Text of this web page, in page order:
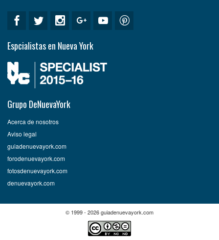
Espcialistas en Nueva York
Grupo DeNuevaYork
Acerca de nosotros
Aviso legal
guiadenuevayork.com
forodenuevayork.com
fotosdenuevayork.com
denuevayork.com
© 1999 - 2026 guiadenuevayork.com